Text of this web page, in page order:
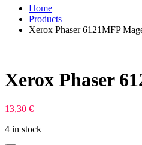
Home
Products
Xerox Phaser 6121MFP
Xerox Phaser
13,30 €
4 in stock